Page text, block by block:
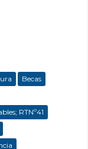
Becas
RTNº41